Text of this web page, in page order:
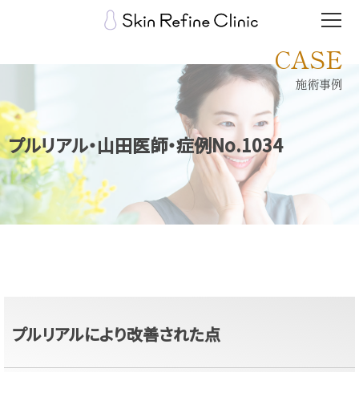
CASE
施術事例
プルリアル・山田医師・症例No.1034
プルリアルにより改善された点